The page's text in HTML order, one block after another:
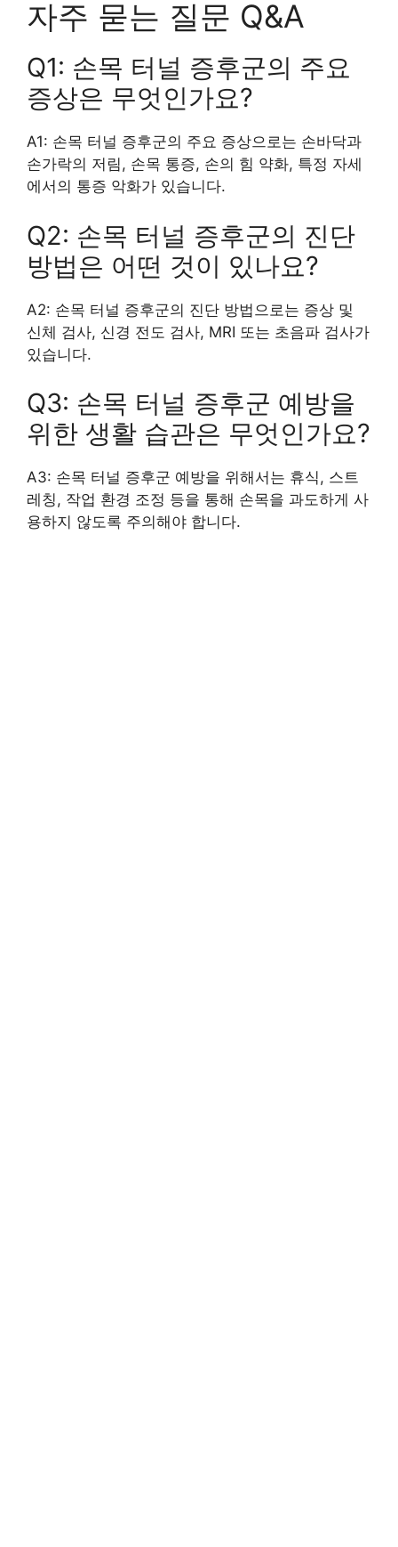
자주 묻는 질문 Q&A
Q1: 손목 터널 증후군의 주요
증상은 무엇인가요?
A1: 손목 터널 증후군의 주요 증상으로는 손바닥과
손가락의 저림, 손목 통증, 손의 힘 약화, 특정 자세
에서의 통증 악화가 있습니다.
Q2: 손목 터널 증후군의 진단
방법은 어떤 것이 있나요?
A2: 손목 터널 증후군의 진단 방법으로는 증상 및
신체 검사, 신경 전도 검사, MRI 또는 초음파 검사가
있습니다.
Q3: 손목 터널 증후군 예방을
위한 생활 습관은 무엇인가요?
A3: 손목 터널 증후군 예방을 위해서는 휴식, 스트
레칭, 작업 환경 조정 등을 통해 손목을 과도하게 사
용하지 않도록 주의해야 합니다.